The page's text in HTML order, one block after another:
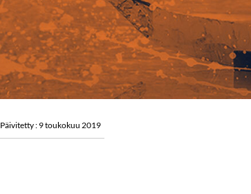
Päivitetty : 9 toukokuu 2019